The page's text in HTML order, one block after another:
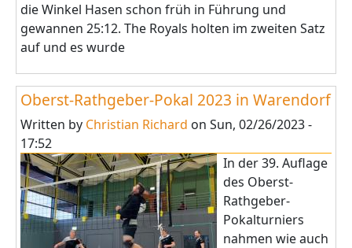
die Winkel Hasen schon früh in Führung und
gewannen 25:12. The Royals holten im zweiten Satz
auf und es wurde
Oberst-Rathgeber-Pokal 2023 in Warendorf
Written by Christian Richard on Sun, 02/26/2023 -
17:52
In der 39. Auflage
des Oberst-
Rathgeber-
Pokalturniers
nahmen wie auch